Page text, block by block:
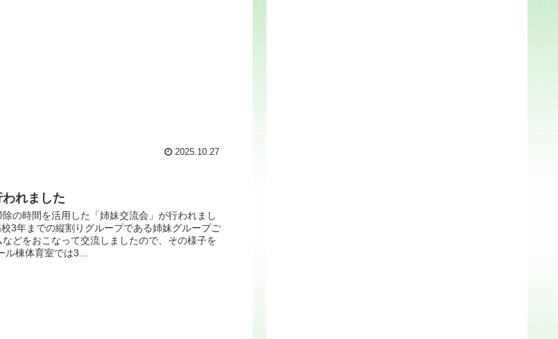
2025.10.27
れました
の時間を活用した「姉妹交流会」が行われまし
3年までの縦割りグループである姉妹グループご
どをおこなって交流しましたので、その様子を
棟体育室では3...